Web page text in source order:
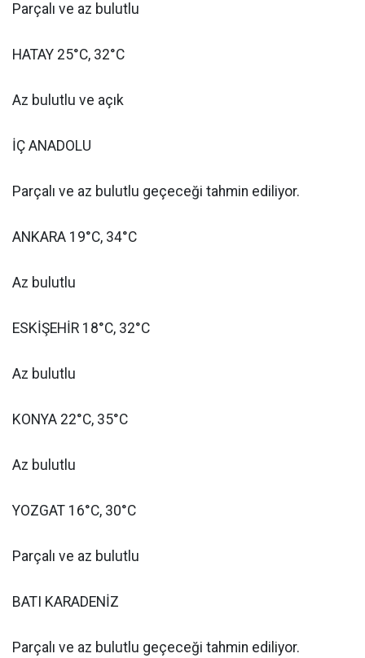
Parçalı ve az bulutlu
HATAY 25°C, 32°C
Az bulutlu ve açık
İÇ ANADOLU
Parçalı ve az bulutlu geçeceği tahmin ediliyor.
ANKARA 19°C, 34°C
Az bulutlu
ESKİŞEHİR 18°C, 32°C
Az bulutlu
KONYA 22°C, 35°C
Az bulutlu
YOZGAT 16°C, 30°C
Parçalı ve az bulutlu
BATI KARADENİZ
Parçalı ve az bulutlu geçeceği tahmin ediliyor.